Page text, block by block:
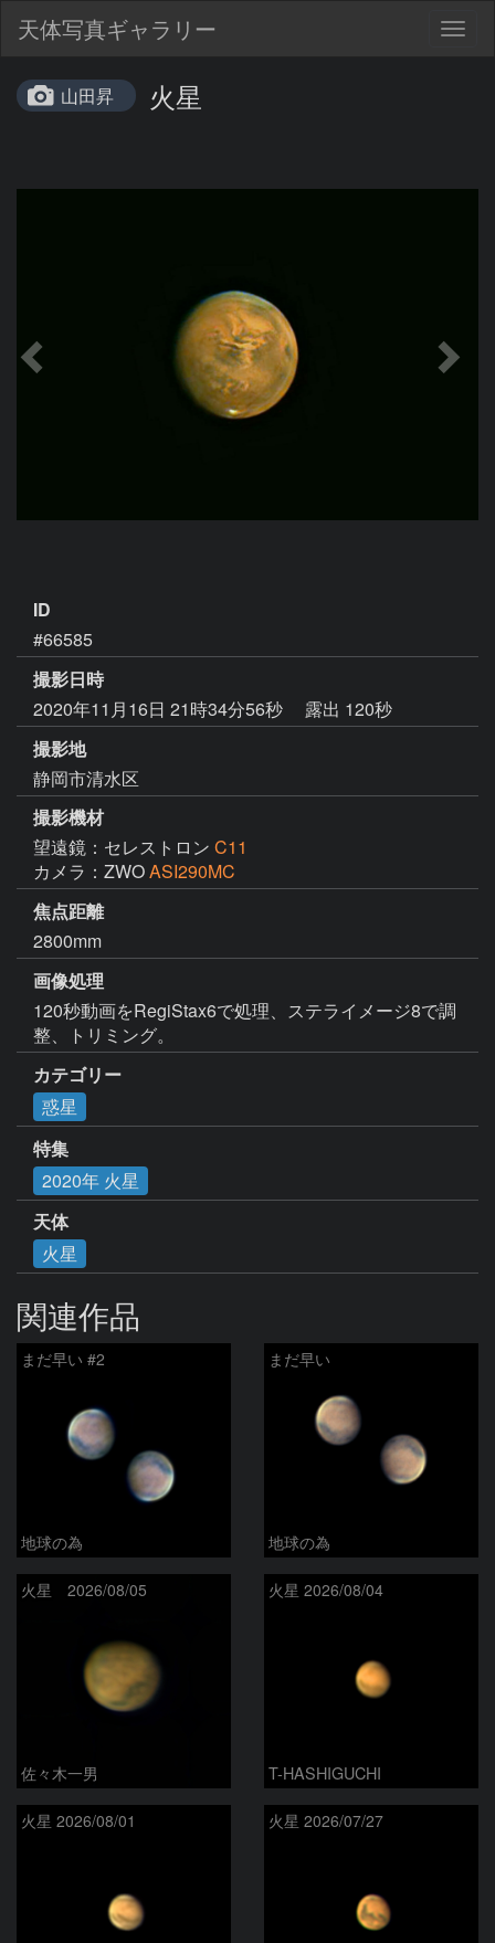
天体写真ギャラリー
山田昇 火星
ID
#66585
撮影日時
2020年11月16日 21時34分56秒
露出 120秒
撮影地
静岡市清水区
撮影機材
望遠鏡：セレストロン C11
カメラ：ZWOASI290MC
焦点距離
2800mm
画像処理
120秒動画をRegiStax6で処理、ステライメージ8で調
整、トリミング。
カテゴリー
惑星
特集
2020年 火星
天体
火星
関連作品
まだ早い #2
地球の為
まだ早い
地球の為
火星 2026/08/05
佐々木一男
火星 2026/08/04
T-HASHIGUCHI
火星 2026/08/01 火星 2026/07/27